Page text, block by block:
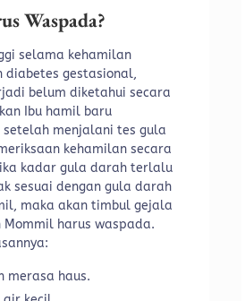
Waspada?
selama kehamilan
diabetes gestasional,
belum diketahui secara
Ibu hamil baru
setelah menjalani tes gula
kehamilan secara
kadar gula darah terlalu
sesuai dengan gula darah
maka akan timbul gejala
harus waspada.
merasa haus.